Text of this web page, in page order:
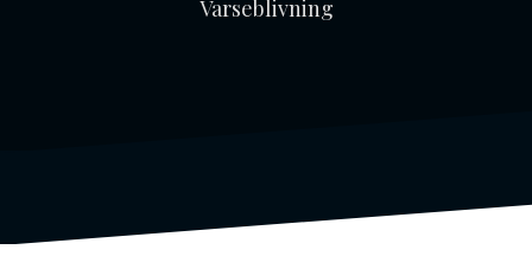
Varseblivning